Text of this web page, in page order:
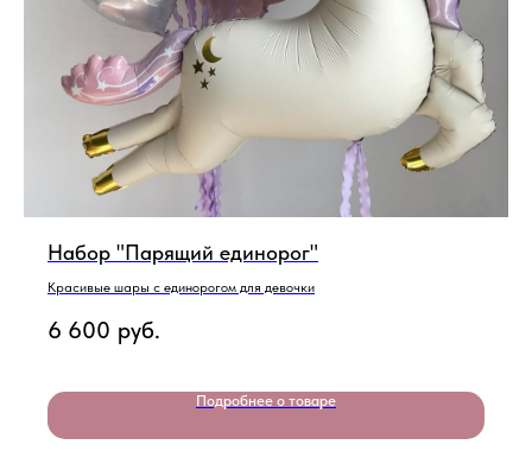
Набор "Парящий единорог"
Красивые шары с единорогом для девочки
6 600 руб.
Подробнее о товаре